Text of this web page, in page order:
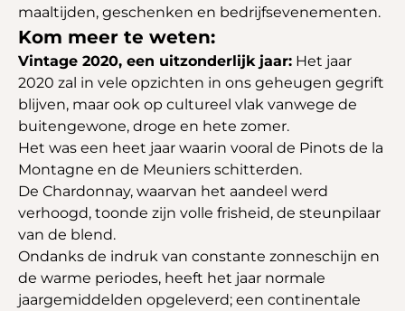
maaltijden, geschenken en bedrijfsevenementen.
Kom meer te weten:
Vintage 2020, een uitzonderlijk jaar: Het jaar
2020 zal in vele opzichten in ons geheugen gegrift
blijven, maar ook op cultureel vlak vanwege de
buitengewone, droge en hete zomer.
Het was een heet jaar waarin vooral de Pinots de la
Montagne en de Meuniers schitterden.
De Chardonnay, waarvan het aandeel werd
verhoogd, toonde zijn volle frisheid, de steunpilaar
van de blend.
Ondanks de indruk van constante zonneschijn en
de warme periodes, heeft het jaar normale
jaargemiddelden opgeleverd; een continentale